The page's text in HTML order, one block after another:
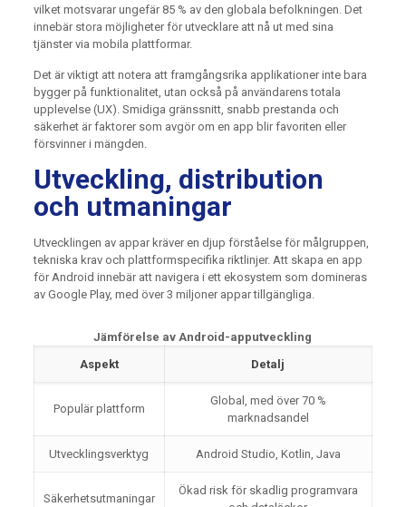
vilket motsvarar ungefär 85 % av den globala befolkningen. Det
innebär stora möjligheter för utvecklare att nå ut med sina
tjänster via mobila plattformar.
Det är viktigt att notera att framgångsrika applikationer inte bara
bygger på funktionalitet, utan också på användarens totala
upplevelse (UX). Smidiga gränssnitt, snabb prestanda och
säkerhet är faktorer som avgör om en app blir favoriten eller
försvinner i mängden.
Utveckling, distribution
och utmaningar
Utvecklingen av appar kräver en djup förståelse för målgruppen,
tekniska krav och plattformspecifika riktlinjer. Att skapa en app
för Android innebär att navigera i ett ekosystem som domineras
av Google Play, med över 3 miljoner appar tillgängliga.
Jämförelse av Android-apputveckling
Aspekt
Detalj
Populär plattform
Global, med över 70 %
marknadsandel
Utvecklingsverktyg Android Studio, Kotlin, Java
Säkerhetsutmaningar
Ökad risk för skadlig programvara